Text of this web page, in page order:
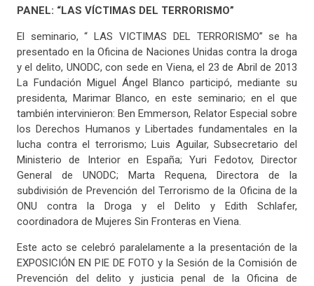
PANEL: “LAS VÍCTIMAS DEL TERRORISMO”
El seminario, “ LAS VICTIMAS DEL TERRORISMO” se ha
presentado en la Oficina de Naciones Unidas contra la droga
y el delito, UNODC, con sede en Viena, el 23 de Abril de 2013
La Fundación Miguel Ángel Blanco participó, mediante su
presidenta, Marimar Blanco, en este seminario; en el que
también intervinieron: Ben Emmerson, Relator Especial sobre
los Derechos Humanos y Libertades fundamentales en la
lucha contra el terrorismo; Luis Aguilar, Subsecretario del
Ministerio de Interior en España; Yuri Fedotov, Director
General de UNODC; Marta Requena, Directora de la
subdivisión de Prevención del Terrorismo de la Oficina de la
ONU contra la Droga y el Delito y Edith Schlafer,
coordinadora de Mujeres Sin Fronteras en Viena.
Este acto se celebró paralelamente a la presentación de la
EXPOSICIÓN EN PIE DE FOTO y la Sesión de la Comisión de
Prevención del delito y justicia penal de la Oficina de